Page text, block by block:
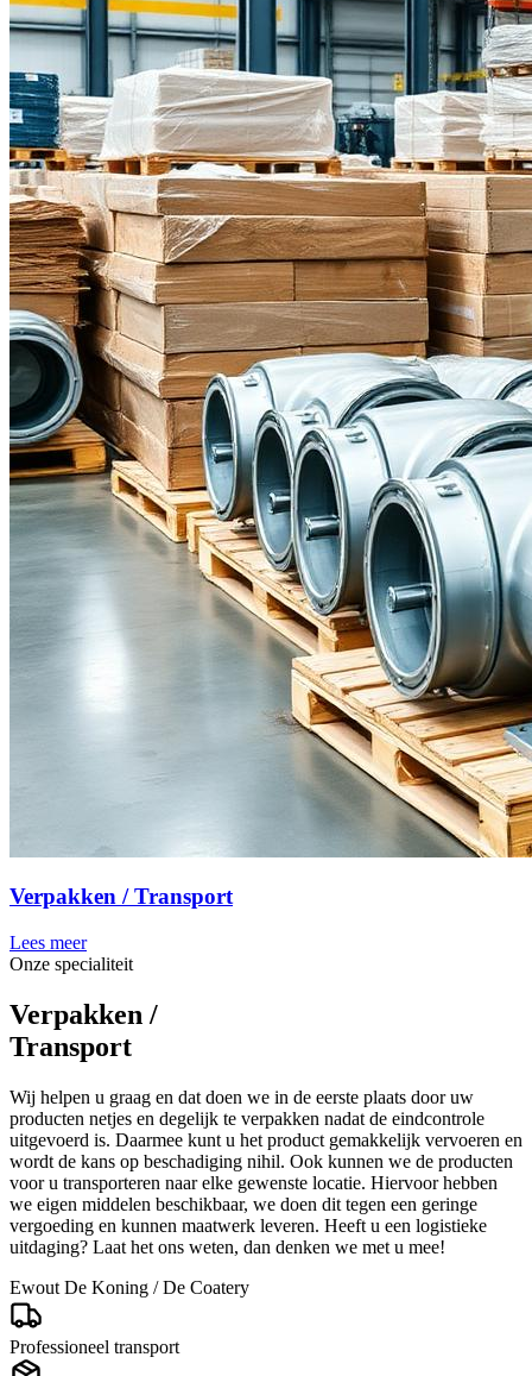
Verpakken / Transport
Lees meer
Onze specialiteit
Verpakken /
Transport
Wij helpen u graag en dat doen we in de eerste plaats door uw
producten netjes en degelijk te verpakken nadat de eindcontrole
uitgevoerd is. Daarmee kunt u het product gemakkelijk vervoeren en
wordt de kans op beschadiging nihil. Ook kunnen we de producten
voor u transporteren naar elke gewenste locatie. Hiervoor hebben
we eigen middelen beschikbaar, we doen dit tegen een geringe
vergoeding en kunnen maatwerk leveren. Heeft u een logistieke
uitdaging? Laat het ons weten, dan denken we met u mee!
Ewout De Koning / De Coatery
Professioneel transport